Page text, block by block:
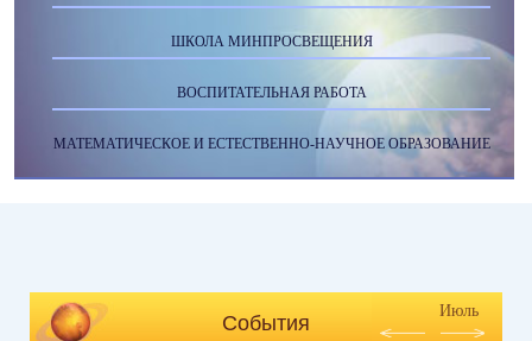
ШКОЛА МИНПРОСВЕЩЕНИЯ
ВОСПИТАТЕЛЬНАЯ РАБОТА
МАТЕМАТИЧЕСКОЕ И ЕСТЕСТВЕННО-НАУЧНОЕ ОБРАЗОВАНИЕ
События
Июль